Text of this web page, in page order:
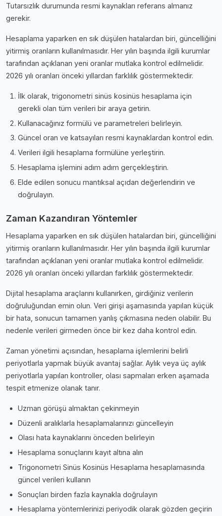
Tutarsızlık durumunda resmi kaynakları referans almanız
gerekir.
Hesaplama yaparken en sık düşülen hatalardan biri, güncelliğini
yitirmiş oranların kullanılmasıdır. Her yılın başında ilgili kurumlar
tarafından açıklanan yeni oranlar mutlaka kontrol edilmelidir.
2026 yılı oranları önceki yıllardan farklılık göstermektedir.
İlk olarak, trigonometri sinüs kosinüs hesaplama için
gerekli olan tüm verileri bir araya getirin.
Kullanacağınız formülü ve parametreleri belirleyin.
Güncel oran ve katsayıları resmi kaynaklardan kontrol edin.
Verileri ilgili hesaplama formülüne yerleştirin.
Hesaplama işlemini adım adım gerçekleştirin.
Elde edilen sonucu mantıksal açıdan değerlendirin ve
doğrulayın.
Zaman Kazandıran Yöntemler
Hesaplama yaparken en sık düşülen hatalardan biri, güncelliğini
yitirmiş oranların kullanılmasıdır. Her yılın başında ilgili kurumlar
tarafından açıklanan yeni oranlar mutlaka kontrol edilmelidir.
2026 yılı oranları önceki yıllardan farklılık göstermektedir.
Dijital hesaplama araçlarını kullanırken, girdiğiniz verilerin
doğruluğundan emin olun. Veri girişi aşamasında yapılan küçük
bir hata, sonucun tamamen yanlış çıkmasına neden olabilir. Bu
nedenle verileri girmeden önce bir kez daha kontrol edin.
Zaman yönetimi açısından, hesaplama işlemlerini belirli
periyotlarla yapmak büyük avantaj sağlar. Aylık veya üç aylık
periyotlarla yapılan kontroller, olası sapmaları erken aşamada
tespit etmenize olanak tanır.
Uzman görüşü almaktan çekinmeyin
Düzenli aralıklarla hesaplamalarınızı güncelleyin
Olası hata kaynaklarını önceden belirleyin
Hesaplama sonuçlarını kayıt altına alın
Trigonometri Sinüs Kosinüs Hesaplama hesaplamasında
güncel verileri kullanın
Sonuçları birden fazla kaynakla doğrulayın
Hesaplama yöntemlerinizi periyodik olarak gözden geçirin